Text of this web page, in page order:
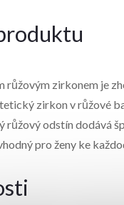
růžovým zirkonem je
zirkon v růžové
růžový odstín dodává
pro ženy ke